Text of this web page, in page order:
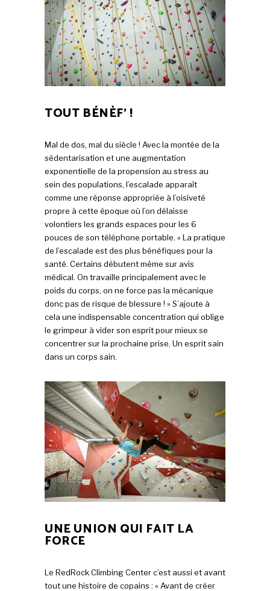
TOUT BÉNÈF’ !
Mal de dos, mal du siècle ! Avec la montée de la
sédentarisation et une augmentation
exponentielle de la propension au stress au
sein des populations, l’escalade apparaît
comme une réponse appropriée à l’oisiveté
propre à cette époque où l’on délaisse
volontiers les grands espaces pour les 6
pouces de son téléphone portable. « La pratique
de l’escalade est des plus bénéfiques pour la
santé. Certains débutent même sur avis
médical. On travaille principalement avec le
poids du corps, on ne force pas la mécanique
donc pas de risque de blessure ! » S’ajoute à
cela une indispensable concentration qui oblige
le grimpeur à vider son esprit pour mieux se
concentrer sur la prochaine prise. Un esprit sain
dans un corps sain.
UNE UNION QUI FAIT LA
FORCE
Le RedRock Climbing Center c’est aussi et avant
tout une histoire de copains : « Avant de créer